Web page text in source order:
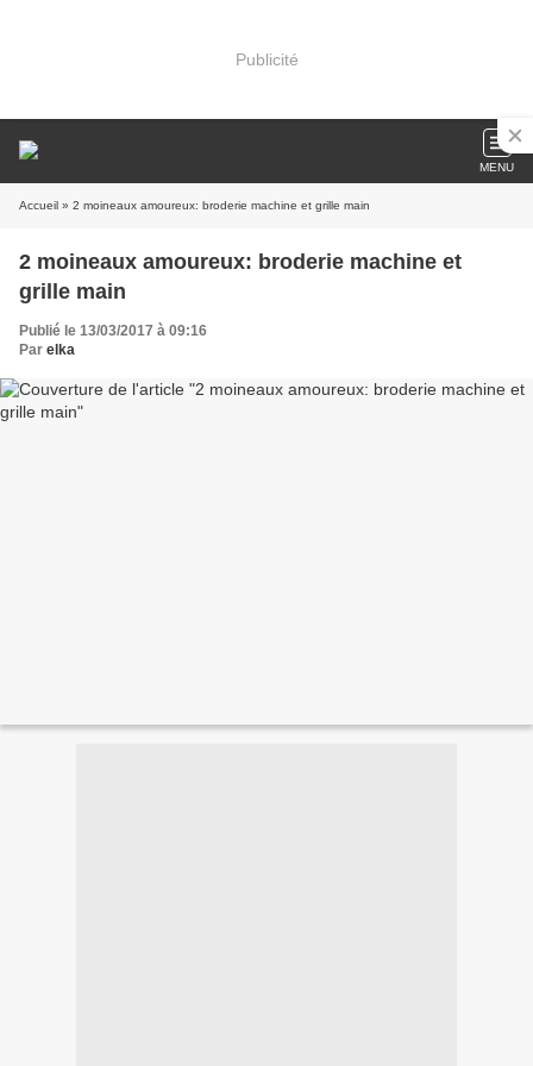
Publicité
MENU
Accueil » 2 moineaux amoureux: broderie machine et grille main
2 moineaux amoureux: broderie machine et
grille main
Publié le 13/03/2017 à 09:16
Par elka